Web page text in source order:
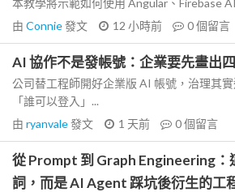
本教學將示範如何使用 Angular、Firebase
由 Connie發文 12 小時前 0個留言
AI 協作不是發帳號：企業要先畫出
公司替工程師開好企業版 AI 帳號，治理其
「誰可以登入」...
由 ryanvale發文 1 天前 0個留言
從 Prompt 到 Graph Engineering：
詞，而是 AI Agent 踩坑後衍生的工